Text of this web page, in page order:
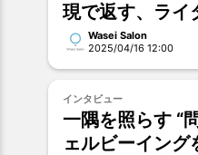
現で返す、ライ
Wasei Salon
2025/04/16 12:00
インタビュー
一隅を照らす “
ェルビーイング